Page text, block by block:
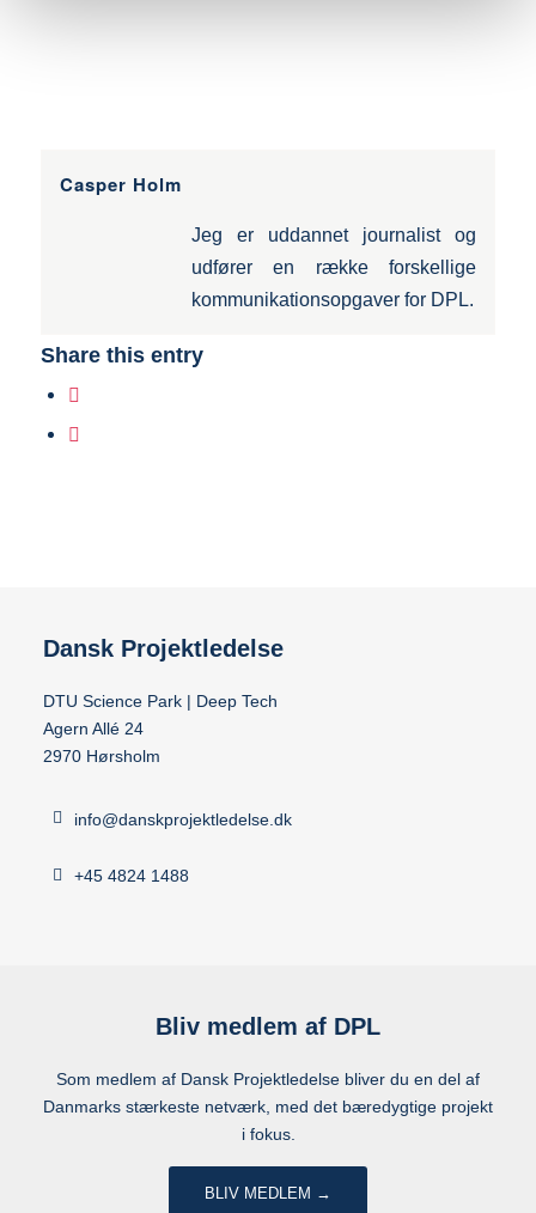
Casper Holm
Jeg er uddannet journalist og
udfører en række forskellige
kommunikationsopgaver for DPL.
Share this entry
Dansk Projektledelse
DTU Science Park | Deep Tech
Agern Allé 24
2970 Hørsholm
info@danskprojektledelse.dk
+45 4824 1488
Bliv medlem af DPL
Som medlem af Dansk Projektledelse bliver du en del af
Danmarks stærkeste netværk, med det bæredygtige projekt
i fokus.
BLIV MEDLEM →